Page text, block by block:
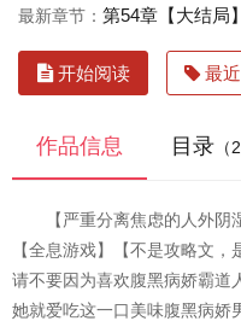
最新章节： 第54章【大结局】
开始阅读 最
作品信息 目录 （
【严重分离焦虑的人外阴
【全息游戏】【不是攻略文
请不要因为喜欢腹黑病娇霸道
她就爱吃这一口美味腹黑病娇